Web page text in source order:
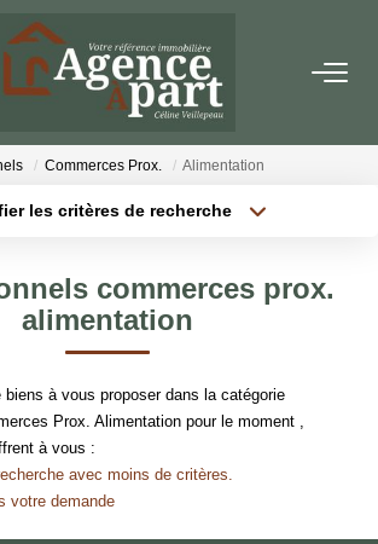
NOS BIENS
Locations
ESTIMER
UN PROCHE
NOTRE AGENCE
Commerces Prox. Alimentation
les critères de recherche
Budget max
commerces prox.
alimentation
biens à vous proposer dans la catégorie
Prox. Alimentation pour le moment ,
à vous :
avec moins de critères.
votre demande